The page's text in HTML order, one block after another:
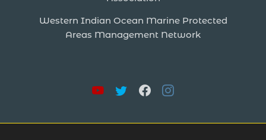
Western Indian Ocean Marine Protected
Areas Management Network